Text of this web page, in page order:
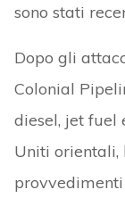
sono stati
Dopo gli
Colonial
diesel, jet
Uniti orientali,